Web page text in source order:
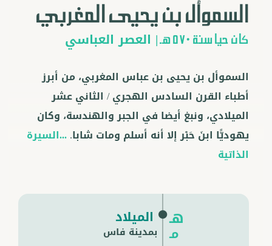
السموأل بن يحيى المغربي
كان حيًّا سنة 570 هـ | العصر العباسي
السموأل بن يحيى بن عباس المغربي، من أبرز
أطباء القرن السادس الهجري / الثاني عشر
الميلادي، ونبغ أيضا في الجبر والهندسة، وكان
يهوديًّا ابنَ حَبْر إلا أنه أسلم ومات شابا....السيرة
الذاتية
هـ
مـ
الميلاد
بمدينة فاس